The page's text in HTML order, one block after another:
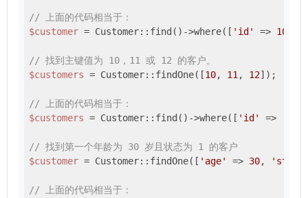
// 上面的代码相当于：
$customer = Customer::find()->where([ 'id' => 10
// 找到主键值为 10，11 或 12 的客户。
$customers = Customer::findOne([10, 11 , 12]);
// 上面的代码相当于：
$customers = Customer::find()->where([ 'id' => [
// 找到第一个年龄为 30 岁且状态为 1 的客户
$customer = Customer::findOne([ 'age' => 30,
// 上面的代码相当于：